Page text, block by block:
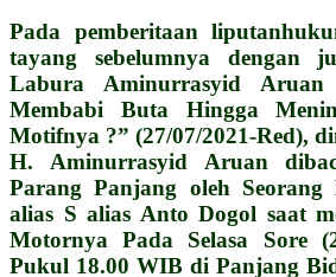
Pada pemberitaan
tayang sebelumnya dengan
Labura Aminurrasyid Aruan
Membabi Buta Hingga
Motifnya ?” (27/07/2021-Red),
H. Aminurrasyid Aruan
Parang Panjang oleh
alias S alias Anto Dogol saat
Motornya Pada Selasa Sore
Pukul 18.00 WIB di Panjang